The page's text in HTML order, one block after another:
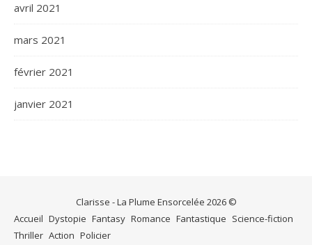
avril 2021
mars 2021
février 2021
janvier 2021
Clarisse - La Plume Ensorcelée 2026 ©
Accueil Dystopie Fantasy Romance Fantastique Science-fiction
Thriller Action Policier